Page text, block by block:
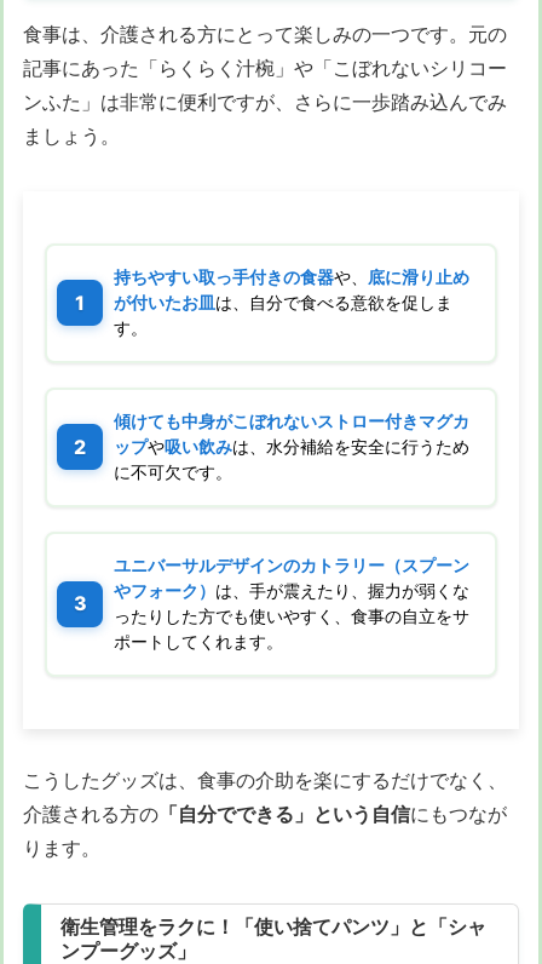
食事は、介護される方にとって楽しみの一つです。元の
記事にあった「らくらく汁椀」や「こぼれないシリコー
ンふた」は非常に便利ですが、さらに一歩踏み込んでみ
ましょう。
持ちやすい取っ手付きの食器や、 底に滑り止め
が付いたお皿 は、自分で食べる意欲を促しま
す。
傾けても中身がこぼれないストロー付きマグカ
ップや吸い飲みは、水分補給を安全に行うため
に不可欠です。
ユニバーサルデザインのカトラリー（スプーン
やフォーク） は、手が震えたり、握力が弱くな
ったりした方でも使いやすく、食事の自立をサ
ポートしてくれます。
こうしたグッズは、食事の介助を楽にするだけでなく、
介護される方の 「自分でできる」という自信にもつなが
ります。
衛生管理をラクに！「使い捨てパンツ」と「シャ
ンプーグッズ」